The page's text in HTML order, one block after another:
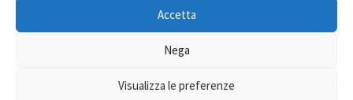
Accetta
Nega
Visualizza le preferenze
2022@ All Rights Reserved | Tutti i contenuti ed i diritti sono riservati, è
L’accesso o l’utilizzo di questo sito è subordinato all’accettazione dei